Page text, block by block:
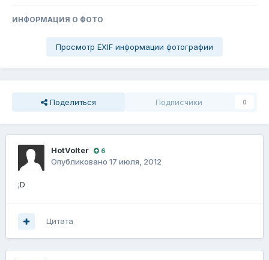
ИНФОРМАЦИЯ О ФОТО
Просмотр EXIF информации фотографии
Поделиться Подписчики 0
HotVolter 6
Опубликовано 17 июля, 2012
;D
Цитата